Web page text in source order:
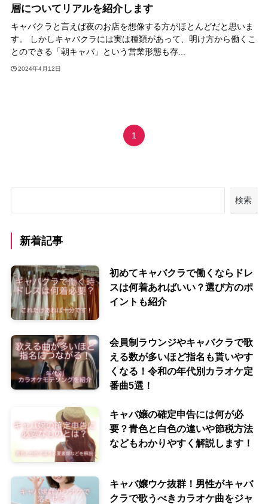
層についてリアルを紹介します
キャバクラと言えば夜のお店を想像する方がほとんどだと思いま
す。 しかしキャバクラには実は種類があって、明け方から働くこ
とのできる「朝キャバ」という営業形態も存...
2024年4月12日
1
検索
新着記事
初めてキャバクラで働くならドレ
スは何着あればいい？選び方のポ
イントも紹介
会員制ラウンジやキャバクラで歌
える数が多いほど指名も貰いやす
くなる！令和の年代別カラオケ定
番曲5選！
キャバ嬢の確定申告には何が必
要？青色と白色の違いや節税方法
などもわかりやすく解説します！
キャバ嬢ウケ抜群！男性がキャバ
クラで歌うべきカラオケ曲をジャ